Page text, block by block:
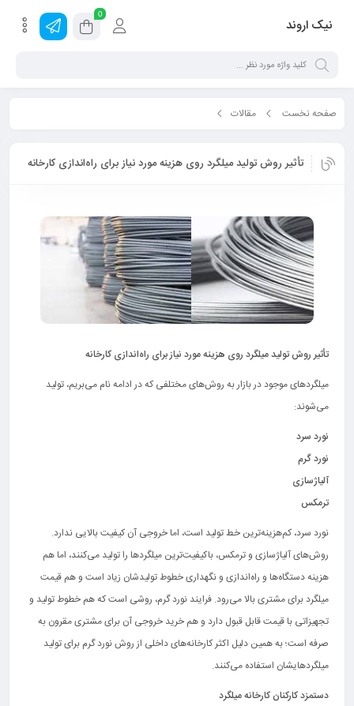
نیک اروند
0
صفحه نخست مقالات
تأثیر روش تولید میلگرد روی هزینه مورد نیاز برای راه‌اندازی کارخانه
تأثیر روش تولید میلگرد روی هزینه مورد نیاز برای راه‌اندازی کارخانه
میلگردهای موجود در بازار به روش‌های مختلفی که در ادامه نام می‌بریم، تولید
می‌شوند:
نورد سرد
نورد گرم
آلیاژسازی
ترمکس
نورد سرد، کم‌هزینه‌ترین خط تولید است، اما خروجی آن کیفیت بالایی ندارد.
روش‌های آلیاژسازی و ترمکس، باکیفیت‌ترین میلگردها را تولید می‌کنند، اما هم
هزینه دستگاه‌ها و راه‌اندازی و نگهداری خطوط تولیدشان زیاد است و هم قیمت
میلگرد برای مشتری بالا می‌رود. فرایند نورد گرم، روشی است که هم خطوط تولید و
تجهیزاتی با قیمت قابل قبول دارد و هم خرید خروجی آن برای مشتری مقرون به
صرفه است؛ به همین دلیل اکثر کارخانه‌های داخلی از روش نورد گرم برای تولید
میلگردهایشان استفاده می‌کنند.
دستمزد کارکنان کارخانه میلگرد